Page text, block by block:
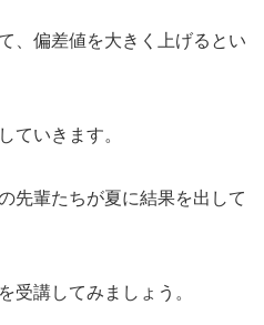
、偏差値を大きく上げるとい
ていきます。
先輩たちが夏に結果を出して
受講してみましょう。